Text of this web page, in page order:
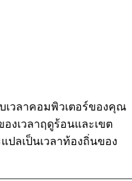
เวลาคอมพิวเตอร์ของคุณ
งเวลาฤดูร้อนและเขต
ปลเป็นเวลาท้องถิ่นของ